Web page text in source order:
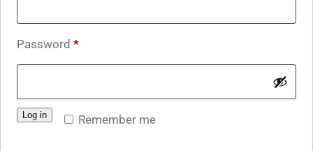
Password *Required
Remember me
Log in